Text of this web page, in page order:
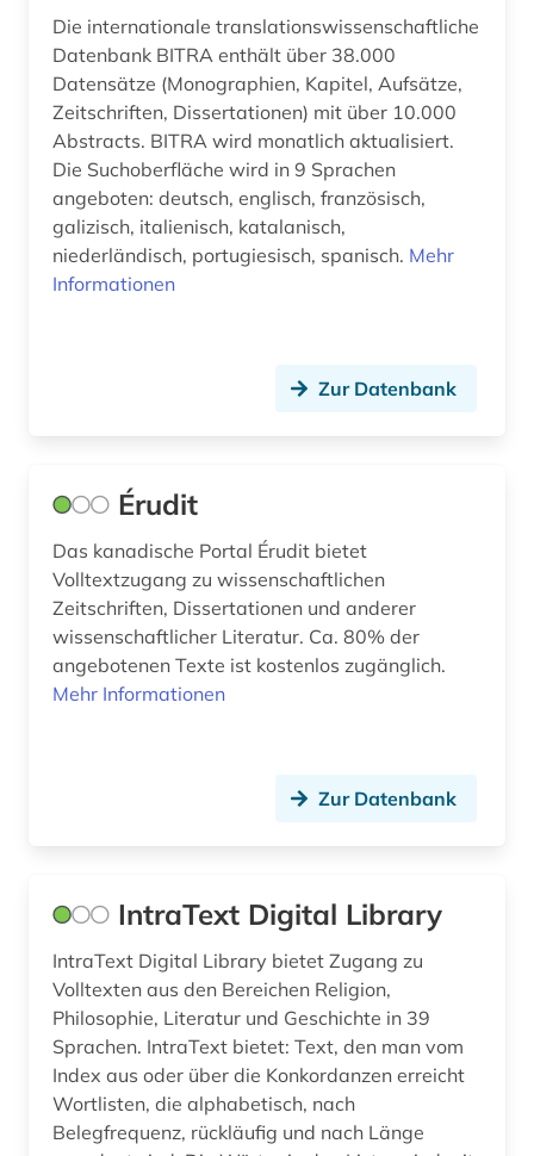
petrarca, francesco | schriftsteller;
geschichtsschreiber; lyriker; philosoph; humanist;
librettist (1)
philosophie (7)
plakat (1)
politik (5)
psychoanalyse (1)
psychologie (3)
pädagogik (1)
qatar (1)
recht (1)
religion (1)
religionswissenschaft (1)
renzension (1)
rezension (1)
Die internationale translationswissenschaftliche
Datenbank BITRA enthält über 38.000
Datensätze (Monographien, Kapitel, Aufsätze,
Zeitschriften, Dissertationen) mit über 10.000
Abstracts. BITRA wird monatlich aktualisiert.
Die Suchoberfläche wird in 9 Sprachen
angeboten: deutsch, englisch, französisch,
galizisch, italienisch, katalanisch,
niederländisch, portugiesisch, spanisch. Mehr
Informationen
Zur Datenbank
Érudit
Das kanadische Portal Érudit bietet
Volltextzugang zu wissenschaftlichen
Zeitschriften, Dissertationen und anderer
wissenschaftlicher Literatur. Ca. 80% der
angebotenen Texte ist kostenlos zugänglich.
Mehr Informationen
Zur Datenbank
IntraText Digital Library
IntraText Digital Library bietet Zugang zu
Volltexten aus den Bereichen Religion,
Philosophie, Literatur und Geschichte in 39
Sprachen. IntraText bietet: Text, den man vom
Index aus oder über die Konkordanzen erreicht
Wortlisten, die alphabetisch, nach
Belegfrequenz, rückläufig und nach Länge